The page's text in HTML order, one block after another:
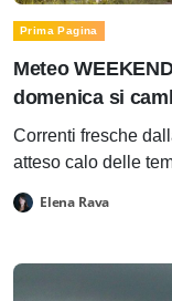
Prima Pagina
Meteo
domenica si
Correnti fresche
atteso calo delle
Elena Rava